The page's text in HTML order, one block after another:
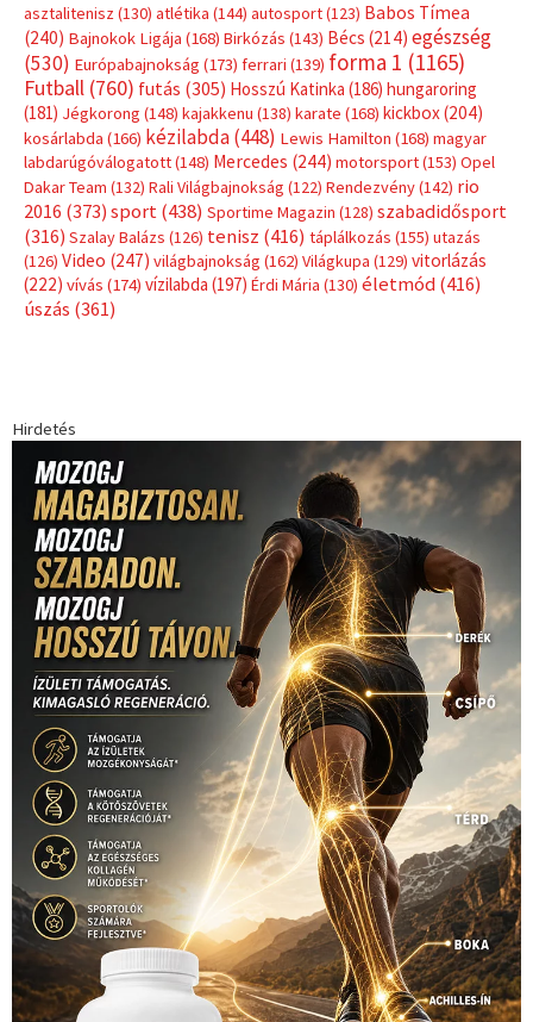
asztalitenisz (130) atlétika (144) autosport(123) Babos Tímea
(240) Bajnokok Ligája (168) Birkózás (143) Bécs (214) egészség
(530) Európabajnokság (173) ferrari (139) forma 1 (1165)
Futball (760) futás (305) Hosszú Katinka (186) hungaroring
(181) Jégkorong (148) kajakkenu (138) karate (168) kickbox(204)
kosárlabda (166) kézilabda(448) Lewis Hamilton (168) magyar
labdarúgóválogatott(148) Mercedes (244) motorsport(153) Opel
Dakar Team (132) Rali Világbajnokság (122) Rendezvény(142) rio
2016 (373) sport(438) Sportime Magazin (128) szabadidősport
(316) Szalay Balázs (126) tenisz (416) táplálkozás (155) utazás
(126) Video (247) világbajnokság (162) Világkupa (129) vitorlázás
(222) vívás (174) vízilabda (197) Érdi Mária (130) életmód(416)
úszás (361)
Hirdetés